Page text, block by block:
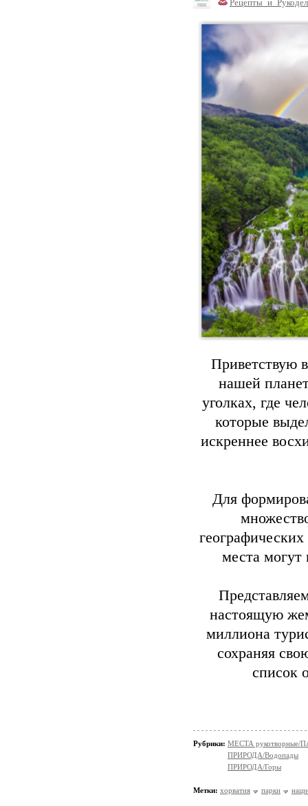
Приветствую
нашей
уголках, где
которые
искреннее
Для
места могут
настоящую
миллиона
сохраняя
список
Рубрики: МЕСТА рукотворные/
ПРИРОДА/Водопады
ПРИРОДА/Горы
Метки: хорватия парки